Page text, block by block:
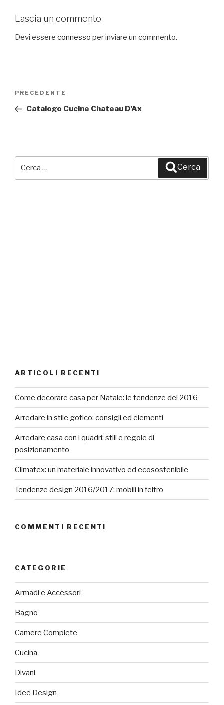
Lascia un commento
Devi essere connesso per inviare un commento.
Navigazione
Articolo
precedente:
PRECEDENTE
Catalogo Cucine Chateau D’Ax
Cerca
ARTICOLI RECENTI
Come decorare casa per Natale: le tendenze del 2016
Arredare in stile gotico: consigli ed elementi
Arredare casa con i quadri: stili e regole di
posizionamento
Climatex: un materiale innovativo ed ecosostenibile
Tendenze design 2016/2017: mobili in feltro
COMMENTI RECENTI
CATEGORIE
Armadi e Accessori
Bagno
Camere Complete
Cucina
Divani
Idee Design